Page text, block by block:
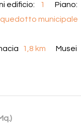
edificio: 1 Piano:
municipale
1,8 km Musei